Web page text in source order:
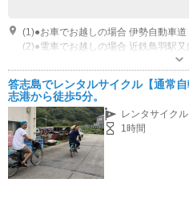
答志島でレンタルサイクル【通常
志港から徒歩5分。
レンタサイクル
1時間